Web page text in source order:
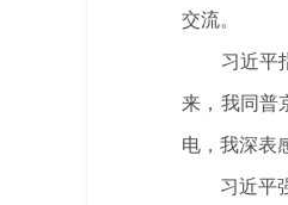
交流。
习近平指
来，我同普
电，我深表
习近平强